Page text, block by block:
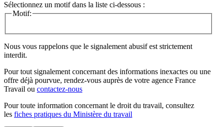
Sélectionnez un motif dans la liste ci-dessous :
Motif:
Nous vous rappelons que le signalement abusif est strictement
interdit.
Pour tout signalement concernant des informations inexactes ou une
offre déjà pourvue, rendez-vous auprès de votre agence France
Travail ou contactez-nous
Pour toute information concernant le droit du travail, consultez
les fiches pratiques du Ministère du travail